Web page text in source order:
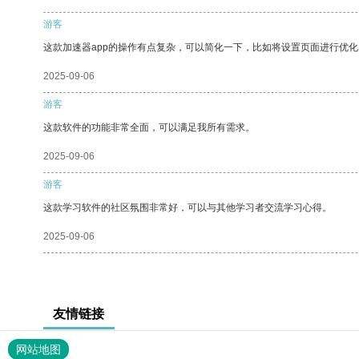
游客
这款加速器app的操作有点复杂，可以简化一下，比如将设置页面进行优
2025-09-06
游客
这款软件的功能非常全面，可以满足我所有需求。
2025-09-06
游客
这款学习软件的社区氛围非常好，可以与其他学习者交流学习心得。
2025-09-06
友情链接
网站地图